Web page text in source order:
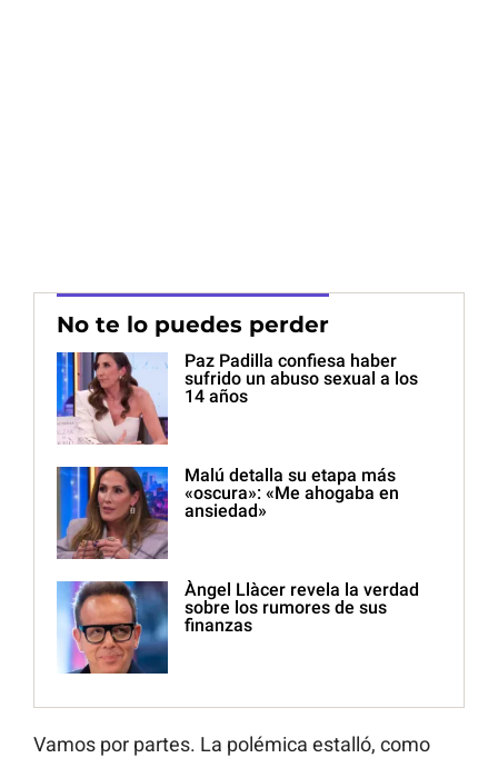
No te lo puedes perder
Paz Padilla confiesa haber
sufrido un abuso sexual a los
14 años
Malú detalla su etapa más
«oscura»: «Me ahogaba en
ansiedad»
Àngel Llàcer revela la verdad
sobre los rumores de sus
finanzas
Vamos por partes. La polémica estalló, como